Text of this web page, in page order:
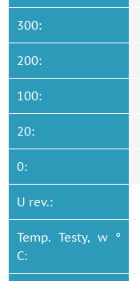
300:
200:
100:
20:
0:
U rev.:
Temp. Testy, w °
C: